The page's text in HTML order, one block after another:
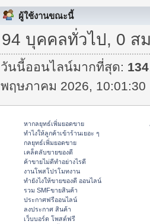
ผู้ใช้งานขณะนี้
94 บุคคลทั่วไป, 0 ส
วันนี้ออนไลน์มากที่สุด: 134
พฤษภาคม 2026, 10:01:30
หากลยุทธ์เพิ่มยอดขาย
ทําไงให้ลูกค้าเข้าร้านเยอะ ๆ
กลยุทธ์เพิ่มยอดขาย
เคล็ดลับขายของดี
ค้าขายไม่ดีทำอย่างไรดี
งานโพสโปรโมทงาน
ทํายังไงให้ขายของดี ออนไลน์
รวม SMFขายสินค้า
ประกาศฟรีออนไลน์
ลงประกาศ สินค้า
เว็บบอร์ด โพสต์ฟรี